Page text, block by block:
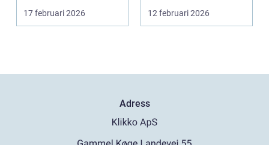
och g...
17 februari 2026
fungerar som e...
12 februari 2026
Adress